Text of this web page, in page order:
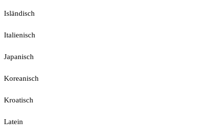
Isländisch
Italienisch
Japanisch
Koreanisch
Kroatisch
Latein